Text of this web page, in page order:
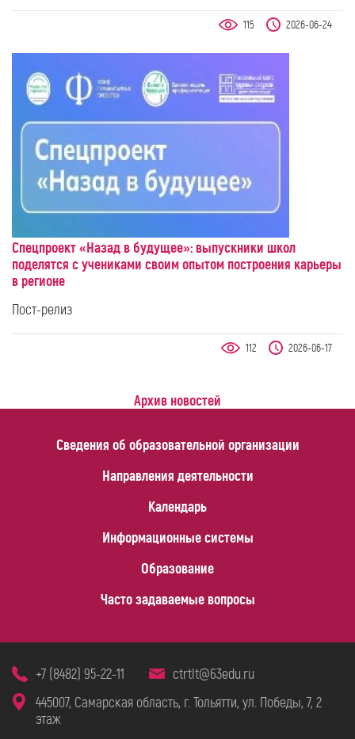
2026-06-24
115
Спецпроект «Назад в будущее»: выпускники школ
поделятся с учениками своим опытом построения карьеры
в регионе
Пост-релиз
2026-06-17
112
Архив новостей
Сведения об образовательной организации
Направления деятельности
Календарь
Информационные системы
Образование
Часто задаваемые вопросы
+7 (8482) 95-22-11
ctrtlt@63edu.ru
445007, Самарская область, г. Тольятти, ул. Победы, 7, 2
этаж